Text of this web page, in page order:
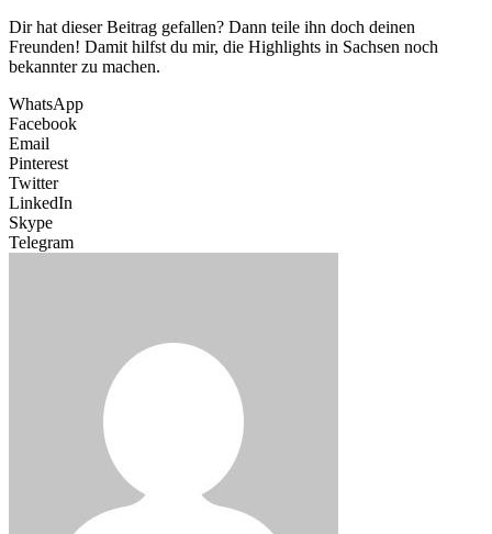
Dir hat dieser Beitrag gefallen? Dann teile ihn doch deinen
Freunden! Damit hilfst du mir, die Highlights in Sachsen noch
bekannter zu machen.
WhatsApp
Facebook
Email
Pinterest
Twitter
LinkedIn
Skype
Telegram